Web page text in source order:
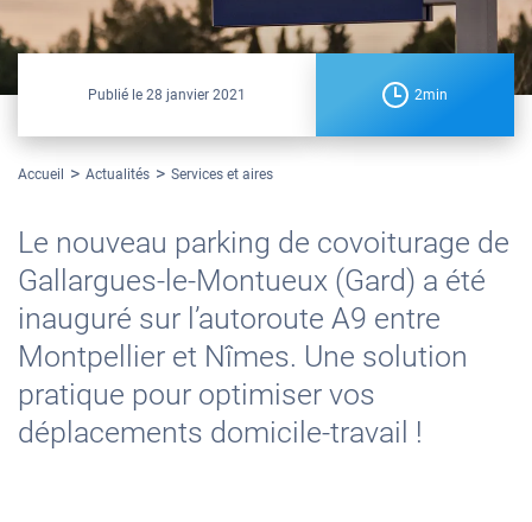
Publié le 28 janvier 2021 2min
Accueil Actualités Services et aires
Le nouveau parking de covoiturage de
Gallargues-le-Montueux (Gard) a été
inauguré sur l’autoroute A9 entre
Montpellier et Nîmes. Une solution
pratique pour optimiser vos
déplacements domicile-travail !